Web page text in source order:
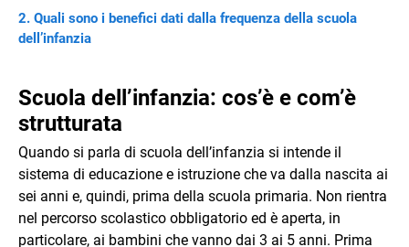
Quali sono i benefici dati dalla frequenza della scuola
dell’infanzia
Scuola dell’infanzia: cos’è e com’è
strutturata
Quando si parla di scuola dell’infanzia si intende il
sistema di educazione e istruzione che va dalla nascita ai
sei anni e, quindi, prima della scuola primaria. Non rientra
nel percorso scolastico obbligatorio ed è aperta, in
particolare, ai bambini che vanno dai 3 ai 5 anni. Prima